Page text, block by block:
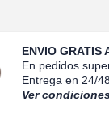
ENVIO GRATIS
En pedidos
Entrega en 24/
Ver